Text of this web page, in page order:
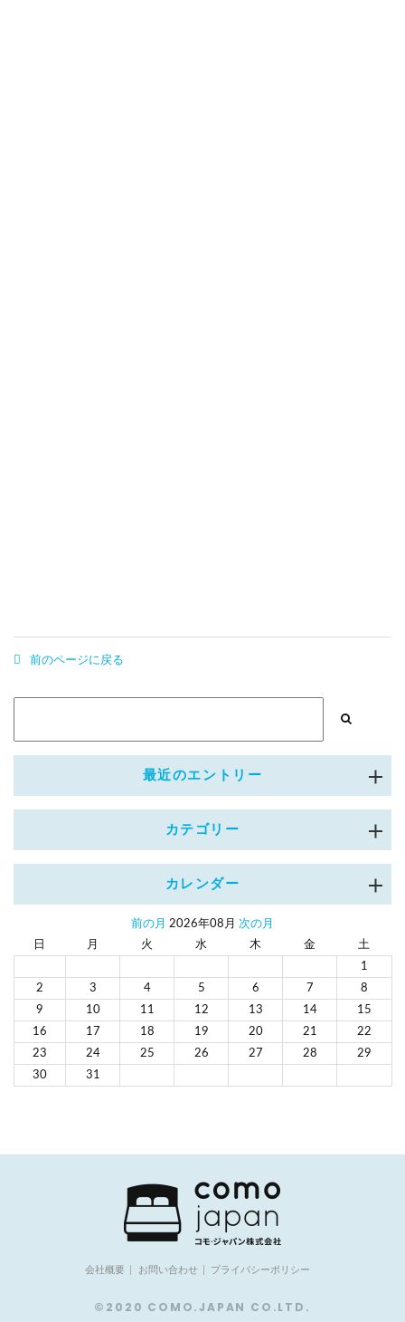
前のページに戻る
最近のエントリー
カテゴリー
カレンダー
前の月 2026年08月 次の月
日
月 火 水 木 金
土
1
2
3 4 5 6 7
8
9
10 11 12 13 14
15
16
17 18 19 20 21
22
23
24 25 26 27 28
29
30
31
会社概要 お問い合わせ プライバシーポリシー
©2020 COMO.JAPAN CO.LTD.